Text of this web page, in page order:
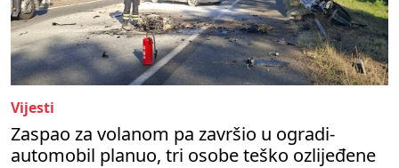
Vijesti
Zaspao za volanom pa završio u ogradi-
automobil planuo, tri osobe teško ozlijeđene